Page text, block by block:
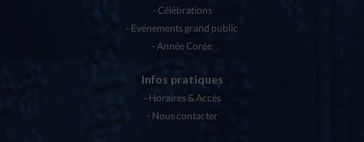
Célébrations
Evénements grand public
Année Corée
Infos pratiques
Horaires & Accès
Nous contacter